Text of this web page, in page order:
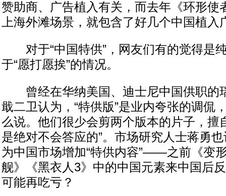
赞助商、广告植入有关，而去年《环形使
上海外滩场景，就包含了好几个中国植入
对于“中国特供”，网友们有的觉得是
于“愿打愿挨”的情况。
曾经在华纳美国、迪士尼中国供职的
戢二卫认为，“特供版”是业内夸张的调侃
么说。他们很少会剪两个版本的片子，擅
是绝对不会答应的”。市场研究人士蒋勇
为中国市场增加“特供内容”——之前《变
舰》《黑衣人3》中的中国元素来中国后
可能再吃亏？